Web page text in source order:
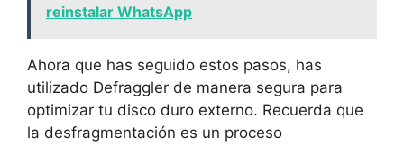
reinstalar WhatsApp
Ahora que has seguido estos pasos, has
utilizado Defraggler de manera segura para
optimizar tu disco duro externo. Recuerda que
la desfragmentación es un proceso